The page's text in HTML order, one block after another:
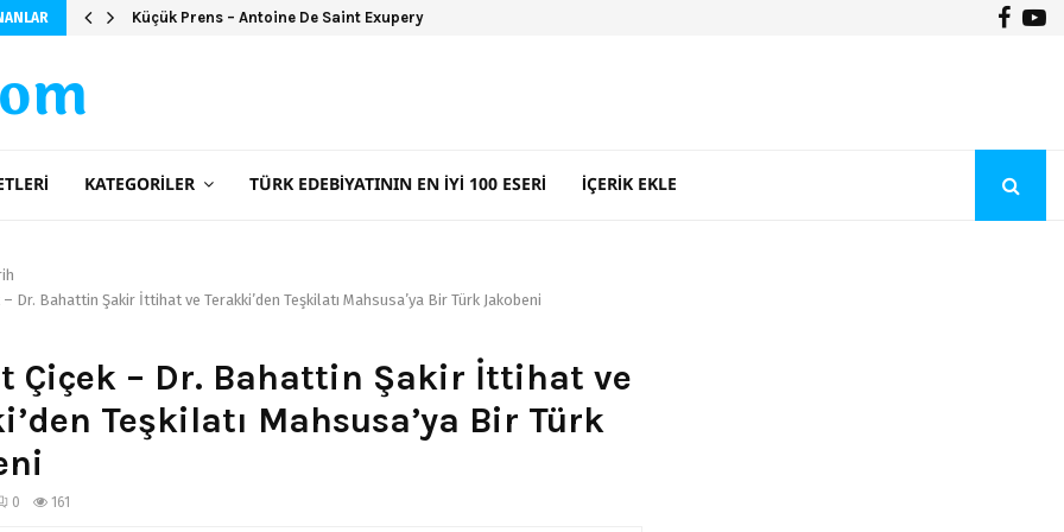
Küçük Prens – Antoine De Saint Exupery Şeker
KATEGORILER TÜRK EDEBIYATININ EN İYI 100 ESERI İÇERIK EKLE
Dr. Bahattin Şakir İttihat ve Terakki’den Teşkilatı Mahsusa’ya Bir Türk Jakobeni
Çiçek – Dr. Bahattin Şakir İttihat ve
Teşkilatı Mahsusa’ya Bir Türk
0 161